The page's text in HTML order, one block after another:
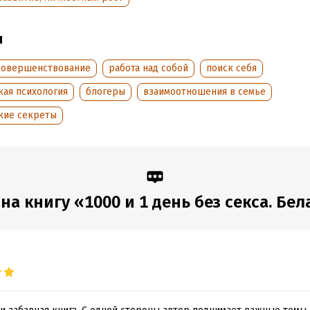
337566
2025
7 ноября 2024
Время на чтение:5 ч.
работа над собой
поиск себя
психология
блогеры
взаимоотношения в семье
секреты
книгу «1000 и 1 день без секса.